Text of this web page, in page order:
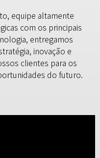
equipe altamente
com os principais
entregamos
inovação e
clientes para os
do futuro.